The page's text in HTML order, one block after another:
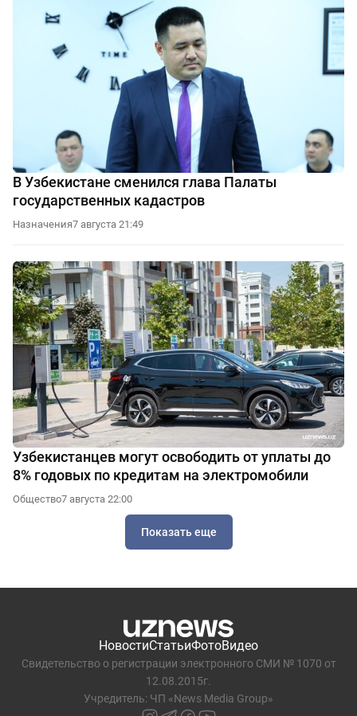
В Узбекистане сменился глава Палаты
государственных кадастров
Назначения7 августа 21:49
Узбекистанцев могут освободить от уплаты до
8% годовых по кредитам на электромобили
Общество7 августа 22:00
Показать еще
НовостиСтатьиФотоВидео
Свидетельство о регистрации электронного СМИ № 1070 от
12.08.2015г.
Учредитель: ЧП «News Media Group»